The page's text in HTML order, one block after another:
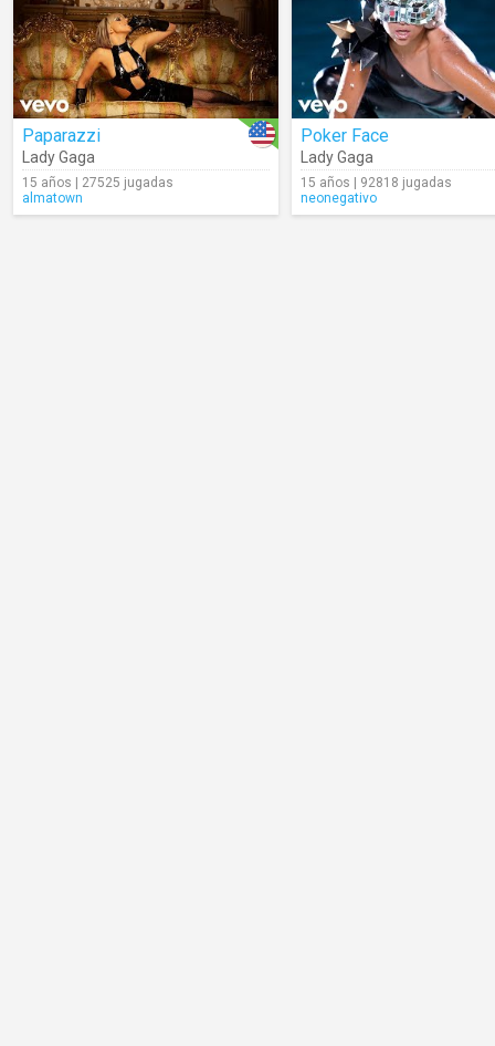
Paparazzi
Lady Gaga
15 años | 27525 jugadas
almatown
Poker Face
Lady Gaga
15 años | 92818 jugadas
neonegativo